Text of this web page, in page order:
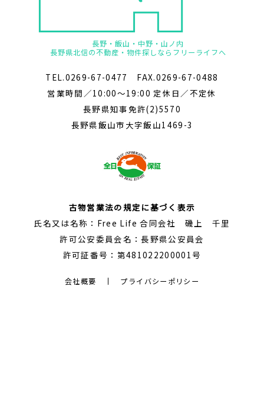
長野・飯山・中野・山ノ内
長野県北信の不動産・物件探しならフリーライフへ
TEL.0269-67-0477 FAX.0269-67-0488
営業時間／10:00～19:00 定休日／不定休
長野県知事免許(2)5570
長野県飯山市大字飯山1469-3
古物営業法の規定に基づく表示
氏名又は名称：Free Life 合同会社 磯上 千里
許可公安委員会名：長野県公安員会
許可証番号：第481022200001号
会社概要 プライバシーポリシー